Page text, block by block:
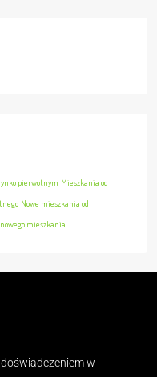
pierwotnym Mieszkania od
Nowe mieszkania od
mieszkania
w